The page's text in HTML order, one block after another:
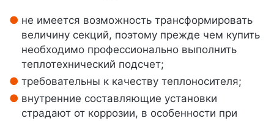
не имеется возможность трансформировать
величину секций, поэтому прежде чем купить
необходимо профессионально выполнить
теплотехнический подсчет;
требовательны к качеству теплоносителя;
внутренние составляющие установки
страдают от коррозии, в особенности при